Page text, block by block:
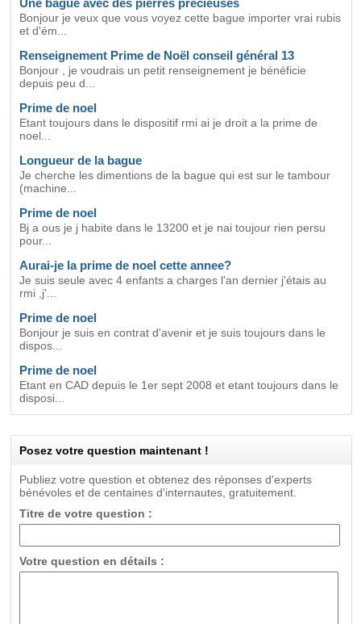
Une bague avec des pierres précieuses
Bonjour je veux que vous voyez cette bague importer vrai rubis
et d'ém...
Renseignement Prime de Noël conseil général 13
Bonjour , je voudrais un petit renseignement je bénéficie
depuis peu d...
Prime de noel
Etant toujours dans le dispositif rmi ai je droit a la prime de
noel...
Longueur de la bague
Je cherche les dimentions de la bague qui est sur le tambour
(machine...
Prime de noel
Bj a ous je j habite dans le 13200 et je nai toujour rien persu
pour...
Aurai-je la prime de noel cette annee?
Je suis seule avec 4 enfants a charges l'an dernier j'étais au
rmi ,j'...
Prime de noel
Bonjour je suis en contrat d'avenir et je suis toujours dans le
dispos...
Prime de noel
Etant en CAD depuis le 1er sept 2008 et etant toujours dans le
disposi...
Posez votre question maintenant !
Publiez votre question et obtenez des réponses d'experts
bénévoles et de centaines d'internautes, gratuitement.
Titre de votre question :
Votre question en détails :